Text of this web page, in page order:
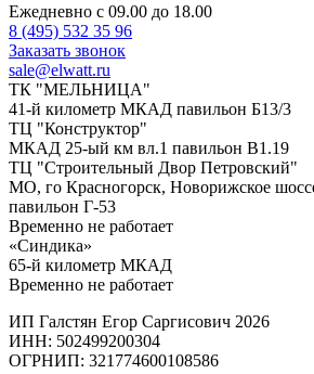
Ежедневно с 09.00 до 18.00
8 (495) 532 35 96
Заказать звонок
sale@elwatt.ru
ТК "МЕЛЬНИЦА"
41-й километр МКАД павильон Б13/3
ТЦ "Конструктор"
МКАД 25-ый км вл.1 павильон В1.19
ТЦ "Строительный Двор Петровский"
МО, го Красногорск, Новорижское
павильон Г-53
Временно не работает
«Синдика»
65-й километр МКАД
Временно не работает
ИП Галстян Егор Саргисович 2026
ИНН: 502499200304
ОГРНИП: 321774600108586